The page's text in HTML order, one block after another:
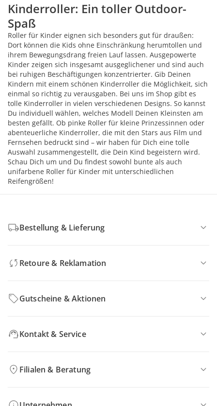
Kinderroller: Ein toller Outdoor-
Spaß
Roller für Kinder eignen sich besonders gut für draußen:
Dort können die Kids ohne Einschränkung herumtollen und
ihrem Bewegungsdrang freien Lauf lassen. Ausgepowerte
Kinder zeigen sich insgesamt ausgeglichener und sind auch
bei ruhigen Beschäftigungen konzentrierter. Gib Deinen
Kindern mit einem schönen Kinderroller die Möglichkeit, sich
einmal so richtig zu verausgaben. Bei uns im Shop gibt es
tolle Kinderroller in vielen verschiedenen Designs. So kannst
Du individuell wählen, welches Modell Deinen Kleinsten am
besten gefällt. Ob pinke Roller für kleine Prinzessinnen oder
abenteuerliche Kinderroller, die mit den Stars aus Film und
Fernsehen bedruckt sind – wir haben für Dich eine tolle
Auswahl zusammengestellt, die Dein Kind begeistern wird.
Schau Dich um und Du findest sowohl bunte als auch
unifarbene Roller für Kinder mit unterschiedlichen
Reifengrößen!
Bestellung & Lieferung
Retoure & Reklamation
Gutscheine & Aktionen
Kontakt & Service
Filialen & Beratung